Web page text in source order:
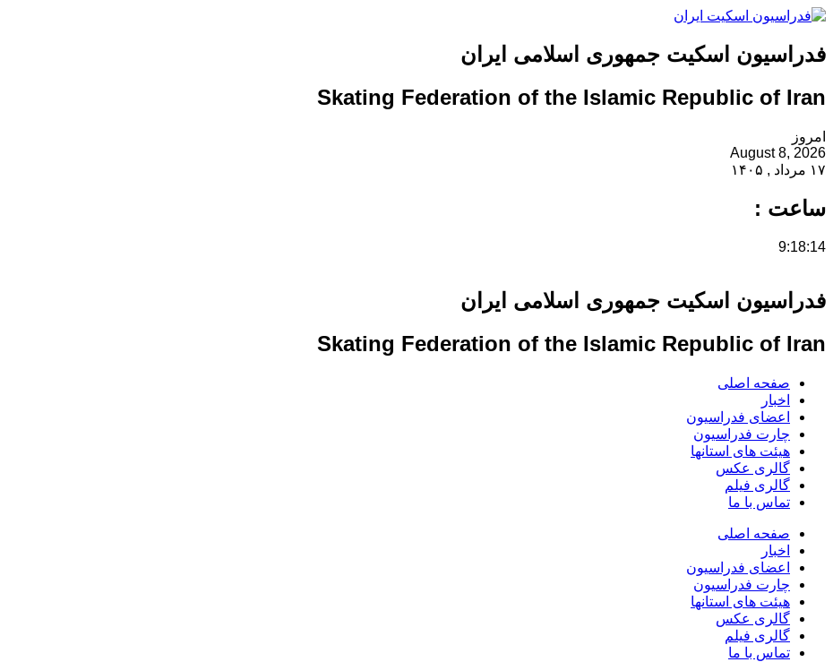
فدراسیون اسکیت جمهوری اسلامی ایران
Skating Federation of the Islamic Republic of Iran
امروز
August 8, 2026
۱۷ مرداد , ۱۴۰۵
ساعت :
9:18:15
فدراسیون اسکیت جمهوری اسلامی ایران
Skating Federation of the Islamic Republic of Iran
صفحه اصلی
اخبار
اعضای فدراسیون
چارت فدراسیون
هیئت های استانها
گالری عکس
گالری فیلم
تماس با ما
صفحه اصلی
اخبار
اعضای فدراسیون
چارت فدراسیون
هیئت های استانها
گالری عکس
گالری فیلم
تماس با ما